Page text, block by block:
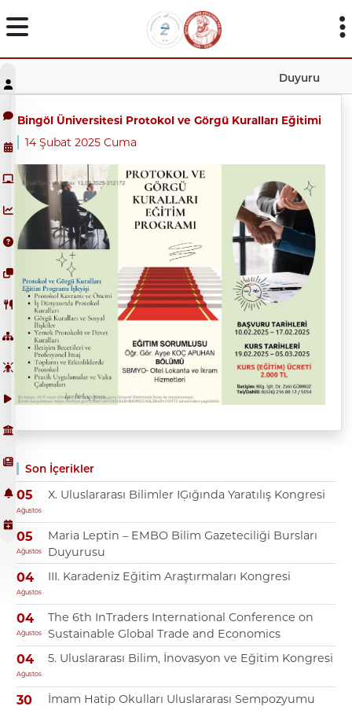
Duyuru
Son İçerikler
05
Ağustos
X. Uluslararası Bilimler IĢığında Yaratılış Kongresi
05
Ağustos
Maria Leptin – EMBO Bilim Gazeteciliği Bursları
Duyurusu
04
Ağustos
III. Karadeniz Eğitim Araştırmaları Kongresi
04
Ağustos
The 6th InTraders International Conference on
Sustainable Global Trade and Economics
04
Ağustos
5. Uluslararası Bilim, İnovasyon ve Eğitim Kongresi
30 İmam Hatip Okulları Uluslararası Sempozyumu
Bingöl Üniversitesi Protokol ve Görgü Kuralları Eğitimi
14 Şubat 2025 Cuma